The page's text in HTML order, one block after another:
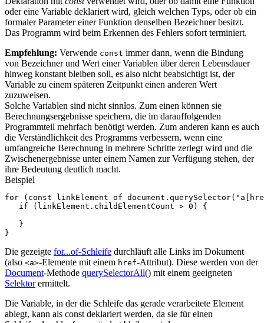
oder eine Variable deklariert wird, gleich welchen Typs, oder ob ein
formaler Parameter einer Funktion denselben Bezeichner besitzt.
Das Programm wird beim Erkennen des Fehlers sofort terminiert.
Empfehlung: Verwende const immer dann, wenn die Bindung
von Bezeichner und Wert einer Variablen über deren Lebensdauer
hinweg konstant bleiben soll, es also nicht beabsichtigt ist, der
Variable zu einem späteren Zeitpunkt einen anderen Wert
zuzuweisen.
Solche Variablen sind nicht sinnlos. Zum einen können sie
Berechnungsergebnisse speichern, die im darauffolgenden
Programmteil mehrfach benötigt werden. Zum anderen kann es auch
die Verständlichkeit des Programms verbessern, wenn eine
umfangreiche Berechnung in mehrere Schritte zerlegt wird und die
Zwischenergebnisse unter einem Namen zur Verfügung stehen, der
ihre Bedeutung deutlich macht.
Beispiel
for ( const linkElement of document . querySelector(
if
( linkElement . childElementCount > 0 )
{
}
}
Die gezeigte for...of-Schleife durchläuft alle Links im Dokument
(also <a>-Elemente mit einem href-Attribut). Diese werden von der
Document-Methode querySelectorAll() mit einem geeigneten
Selektorermittelt.
Die Variable, in der die Schleife das gerade verarbeitete Element
ablegt, kann als const deklariert werden, da sie für einen